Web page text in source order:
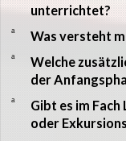
unterrichtet?
a Was versteht
a
Welche
der
a
Gibt es im Fach
oder